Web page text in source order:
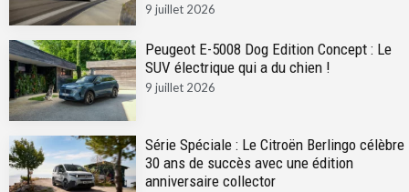
9 juillet 2026
Peugeot E-5008 Dog Edition Concept : Le
SUV électrique qui a du chien !
9 juillet 2026
Série Spéciale : Le Citroën Berlingo célèbre
30 ans de succès avec une édition
anniversaire collector